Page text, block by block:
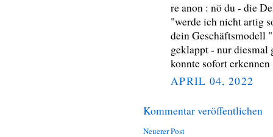
re anon : nö du - die
"werde ich nicht artig
dein Geschäftsmodell
geklappt - nur diesmal
konnte sofort
APRIL 04, 2022
Kommentar veröffentlichen
Neuerer Post